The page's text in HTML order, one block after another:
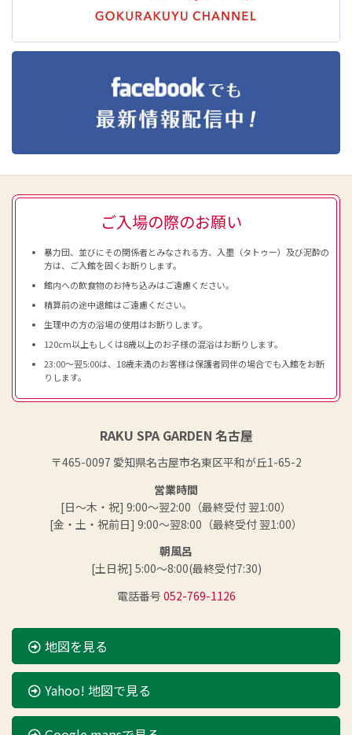
ご入場の際のお願い
暴力団、並びにその関係者とみなされる方、入墨（タトゥー）及び泥酔の
方は、ご入館を固くお断りします。
館内への飲食物のお持ち込みはご遠慮ください。
精算前の途中退館はご遠慮ください。
生理中の方の浴場の使用はお断りします。
120cm以上もしくは8歳以上のお子様の混浴はお断りします。
23:00～翌5:00は、18歳未満のお客様は保護者同伴の場合でも入館をお断
りします。
RAKU SPA GARDEN 名古屋
〒465-0097 愛知県名古屋市名東区平和が丘1-65-2
営業時間
[日～木・祝] 9:00～翌2:00（最終受付 翌1:00）
[金・土・祝前日] 9:00～翌8:00（最終受付 翌1:00）
朝風呂
[土日祝] 5:00～8:00(最終受付7:30)
電話番号 052-769-1126
地図を見る
Yahoo! 地図で見る